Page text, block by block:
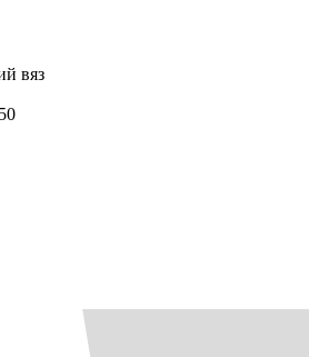
вяз